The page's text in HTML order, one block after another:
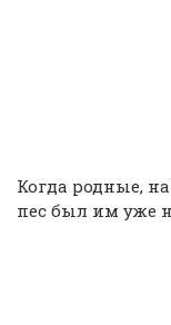
Когда родные,
пес был им уже